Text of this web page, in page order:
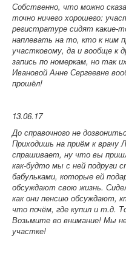
Собственно, что можно
точно ничего хорошего:
регистратуре сидят какие-
наплевать на то, кто к ним
участковому, да и вообще к
запись по номеркам, но так
Ивановой Анне Сергеевне
прошёл!
13.06.17
До справочного не
Приходишь на приём к врачу
спрашивает, ну что вы
как-будто мы с ней подруги
бабульками, которые ей
обсуждают свою жизнь.
как они пенсию обсуждают,
что почём, где купил и т.д.
Возьмите во внимание! Мы
участке!